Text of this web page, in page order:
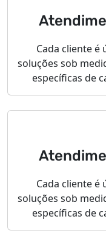
Cada cliente é
soluções sob
específicas de
Cada cliente é
soluções sob
específicas de